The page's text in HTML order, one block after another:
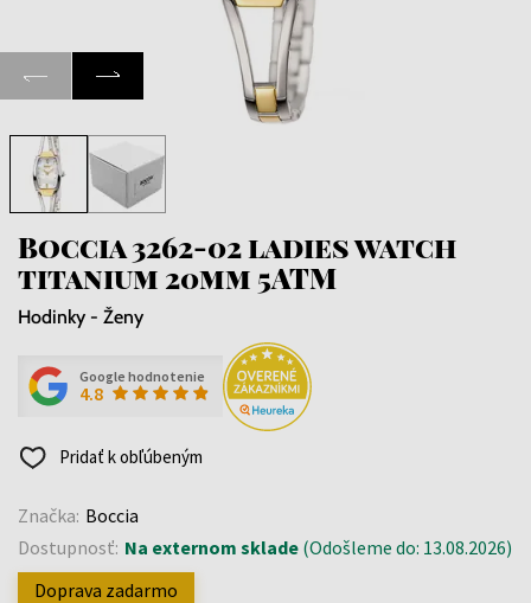
Boccia 3262-02 ladies watch
titanium 20mm 5ATM
Hodinky - Ženy
Google hodnotenie
4.8
Pridať k obľúbeným
Značka: Boccia
Dostupnosť: Na externom sklade (Odošleme do: 13.08.2026)
Doprava zadarmo